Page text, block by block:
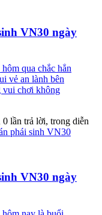
VN30 ngày
qua chắc hẳn
vẻ an lành bên
vui chơi không
0 lần trả lời, trong diễn
phái sinh VN30
VN30 ngày